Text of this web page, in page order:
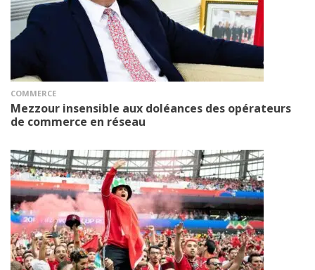
COMMERCE
Mezzour insensible aux doléances des opérateurs
de commerce en réseau